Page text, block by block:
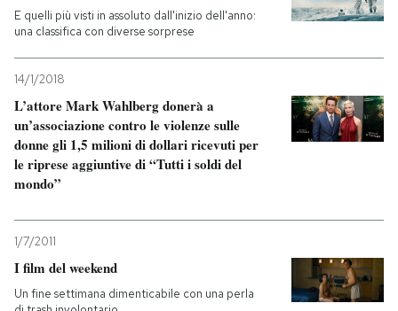
E quelli più visti in assoluto dall'inizio dell'anno:
una classifica con diverse sorprese
14/1/2018
L’attore Mark Wahlberg donerà a
un’associazione contro le violenze sulle
donne gli 1,5 milioni di dollari ricevuti per
le riprese aggiuntive di “Tutti i soldi del
mondo”
1/7/2011
I film del weekend
Un fine settimana dimenticabile con una perla